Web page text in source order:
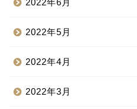
2022年6月
2022年5月
2022年4月
2022年3月